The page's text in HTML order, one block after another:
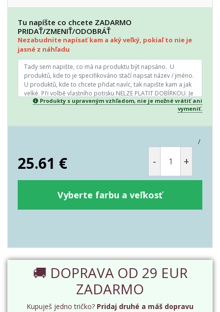
Tu napíšte co chcete ZADARMO
PRIDAŤ/ZMENIŤ/ODOBRÁŤ
Nezabudnite napísať kam a aký veľký, pokiaľ to nie je
jasné z náhľadu
Produkty s upraveným vzhľadom, nie je možné vrátiť ani
vymeniť.
/
25.61 € - +
Vyberte farbu a veľkosť
🚚 DOPRAVA OD 29 EUR
ZADARMO
Kupuješ jedno tričko? Pridaj druhé a máš dopravu